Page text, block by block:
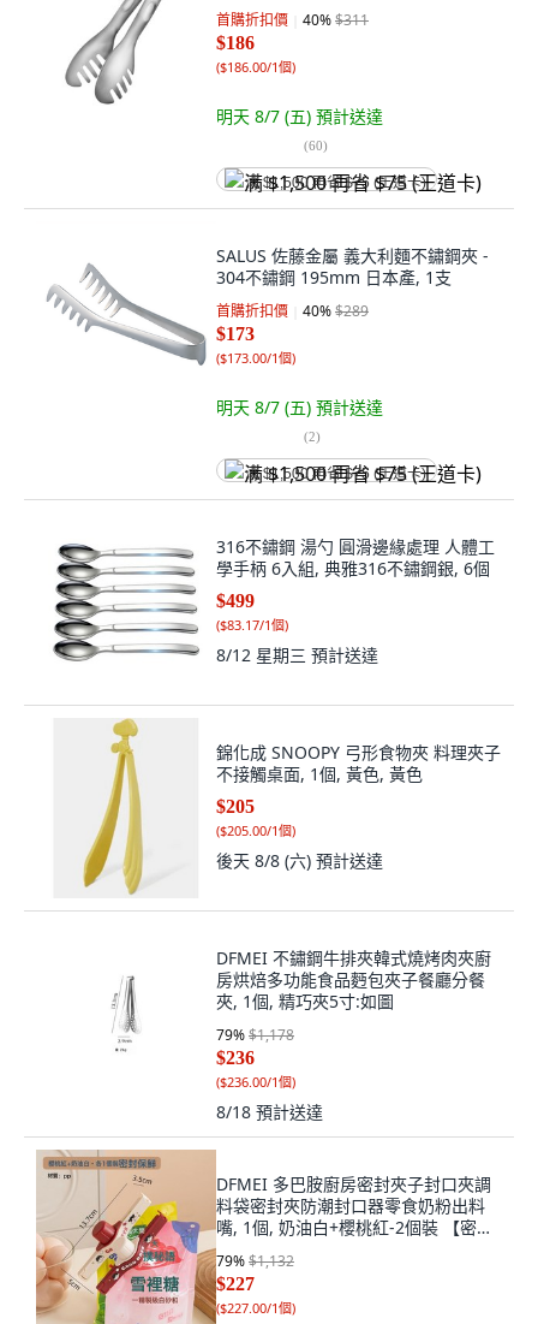
首購折扣價 40%$311
$186
($186.00/1個)
明天 8/7 (五) 預計送達
(60)
满 $1,500 再省 $75 (王道卡)
SALUS 佐藤金屬 義大利麵不鏽鋼夾 -
304不鏽鋼 195mm 日本產, 1支
首購折扣價 40%$289
$173
($173.00/1個)
明天 8/7 (五) 預計送達
(2)
满 $1,500 再省 $75 (王道卡)
316不鏽鋼 湯勺 圓滑邊緣處理 人體工
學手柄 6入組, 典雅316不鏽鋼銀, 6個
$499
($83.17/1個)
8/12 星期三 預計送達
錦化成 SNOOPY 弓形食物夾 料理夾子
不接觸桌面, 1個, 黃色, 黃色
$205
($205.00/1個)
後天 8/8 (六) 預計送達
DFMEI 不鏽鋼牛排夾韓式燒烤肉夾廚
房烘焙多功能食品麪包夾子餐廳分餐
夾, 1個, 精巧夾5寸:如圖
79%$1,178
$236
($236.00/1個)
8/18 預計送達
DFMEI 多巴胺廚房密封夾子封口夾調
料袋密封夾防潮封口器零食奶粉出料
嘴, 1個, 奶油白+櫻桃紅-2個裝 【密封
防潮丨出料順暢】:如圖
79%$1,132
$227
($227.00/1個)